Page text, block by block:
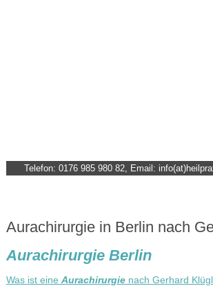
Telefon: 0176 985 980 82, Email:
Aurachirurgie in Berlin nach
Aurachirurgie Berlin
Was ist eine Aurachirurgienach Gerhard